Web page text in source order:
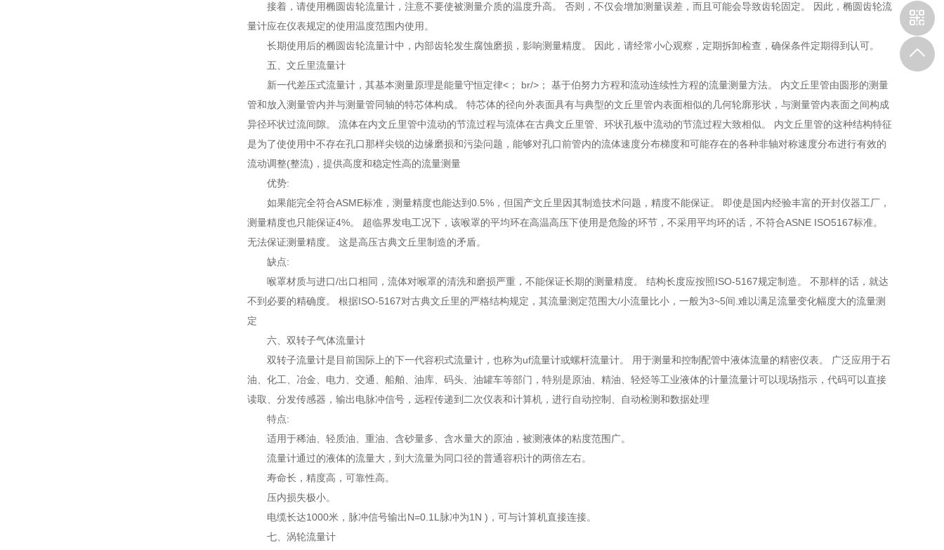
接着，请使用椭圆齿轮流量计，注意不要使被测量介质的温度升高。 否则，不仅会增加测量误差，而且可能会导致齿轮固定。 因此，椭圆齿轮流
量计应在仪表规定的使用温度范围内使用。
长期使用后的椭圆齿轮流量计中，内部齿轮发生腐蚀磨损，影响测量精度。 因此，请经常小心观察，定期拆卸检查，确保条件定期得到认可。
五、文丘里流量计
新一代差压式流量计，其基本测量原理是能量守恒定律<； br/>； 基于伯努力方程和流动连续性方程的流量测量方法。 内文丘里管由圆形的测量
管和放入测量管内并与测量管同轴的特芯体构成。 特芯体的径向外表面具有与典型的文丘里管内表面相似的几何轮廓形状，与测量管内表面之间构成
异径环状过流间隙。 流体在内文丘里管中流动的节流过程与流体在古典文丘里管、环状孔板中流动的节流过程大致相似。 内文丘里管的这种结构特征
是为了使使用中不存在孔口那样尖锐的边缘磨损和污染问题，能够对孔口前管内的流体速度分布梯度和可能存在的各种非轴对称速度分布进行有效的
流动调整(整流)，提供高度和稳定性高的流量测量
优势:
如果能完全符合ASME标准，测量精度也能达到0.5%，但国产文丘里因其制造技术问题，精度不能保证。 即使是国内经验丰富的开封仪器工厂，
测量精度也只能保证4%。 超临界发电工况下，该喉罩的平均环在高温高压下使用是危险的环节，不采用平均环的话，不符合ASNE ISO5167标准。
无法保证测量精度。 这是高压古典文丘里制造的矛盾。
缺点:
喉罩材质与进口/出口相同，流体对喉罩的清洗和磨损严重，不能保证长期的测量精度。 结构长度应按照ISO-5167规定制造。 不那样的话，就达
不到必要的精确度。 根据ISO-5167对古典文丘里的严格结构规定，其流量测定范围大/小流量比小，一般为3~5间.难以满足流量变化幅度大的流量测
定
六、双转子气体流量计
双转子流量计是目前国际上的下一代容积式流量计，也称为uf流量计或螺杆流量计。 用于测量和控制配管中液体流量的精密仪表。 广泛应用于石
油、化工、冶金、电力、交通、船舶、油库、码头、油罐车等部门，特别是原油、精油、轻烃等工业液体的计量流量计可以现场指示，代码可以直接
读取、分发传感器，输出电脉冲信号，远程传递到二次仪表和计算机，进行自动控制、自动检测和数据处理
特点:
适用于稀油、轻质油、重油、含砂量多、含水量大的原油，被测液体的粘度范围广。
流量计通过的液体的流量大，到大流量为同口径的普通容积计的两倍左右。
寿命长，精度高，可靠性高。
压内损失极小。
电缆长达1000米，脉冲信号输出N=0.1L脉冲为1N )，可与计算机直接连接。
七、涡轮流量计